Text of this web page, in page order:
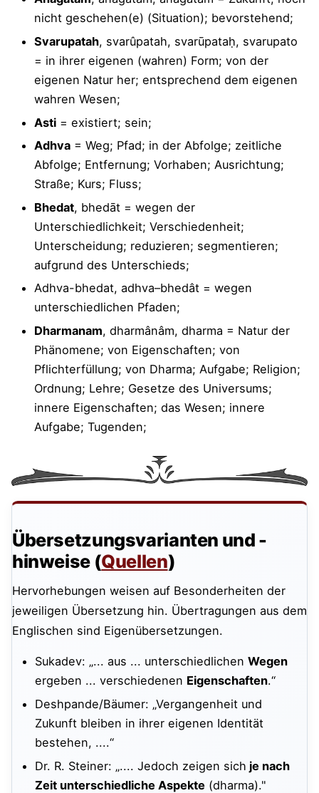
nicht geschehen(e) (Situation); bevorstehend;
Svarupatah, svarûpatah, svarūpataḥ, svarupato
= in ihrer eigenen (wahren) Form; von der
eigenen Natur her; entsprechend dem eigenen
wahren Wesen;
Asti = existiert; sein;
Adhva = Weg; Pfad; in der Abfolge; zeitliche
Abfolge; Entfernung; Vorhaben; Ausrichtung;
Straße; Kurs; Fluss;
Bhedat, bhedāt = wegen der
Unterschiedlichkeit; Verschiedenheit;
Unterscheidung; reduzieren; segmentieren;
aufgrund des Unterschieds;
Adhva-bhedat, adhva–bhedât = wegen
unterschiedlichen Pfaden;
Dharmanam, dharmânâm, dharma = Natur der
Phänomene; von Eigenschaften; von
Pflichterfüllung; von Dharma; Aufgabe; Religion;
Ordnung; Lehre; Gesetze des Universums;
innere Eigenschaften; das Wesen; innere
Aufgabe; Tugenden;
Übersetzungsvarianten und -
hinweise (Quellen)
Hervorhebungen weisen auf Besonderheiten der
jeweiligen Übersetzung hin. Übertragungen aus dem
Englischen sind Eigenübersetzungen.
Sukadev: „... aus ... unterschiedlichen Wegen
ergeben ... verschiedenen Eigenschaften.“
Deshpande/Bäumer: „Vergangenheit und
Zukunft bleiben in ihrer eigenen Identität
bestehen, ....“
Dr. R. Steiner: „.... Jedoch zeigen sich je nach
Zeit unterschiedliche Aspekte (dharma)."